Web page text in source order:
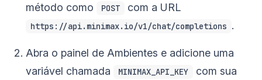
método como
POST com a URL
https://api.minimax.io/v1/chat/completions .
Abra o painel de Ambientes e adicione uma
variável chamada
MINIMAX_API_KEY
com sua